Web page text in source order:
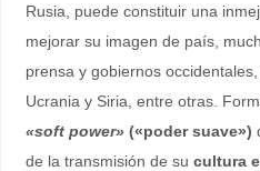
Rusia, puede constituir una
mejorar su imagen de país,
prensa y gobiernos
Ucrania y Siria, entre otras.
«soft power»(«poder suave»)
de la transmisión de su cultura